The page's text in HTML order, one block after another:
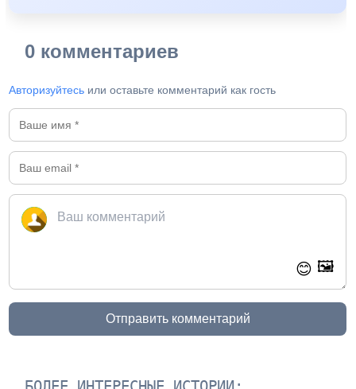
0 комментариев
Авторизуйтесь или оставьте комментарий как гость
😊 🖼️
Отправить комментарий